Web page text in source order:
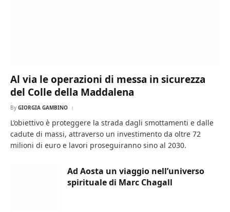
Al via le operazioni di messa in sicurezza
del Colle della Maddalena
By GIORGIA GAMBINO
L’obiettivo è proteggere la strada dagli smottamenti e dalle
cadute di massi, attraverso un investimento da oltre 72
milioni di euro e lavori proseguiranno sino al 2030.
Ad Aosta un viaggio nell’universo
spirituale di Marc Chagall